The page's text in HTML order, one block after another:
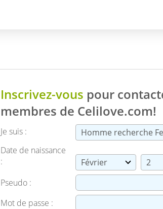
Inscrivez-vous pour
membres de Celilove.com!
Je suis :
Date de naissance
:
Pseudo :
Mot de passe :